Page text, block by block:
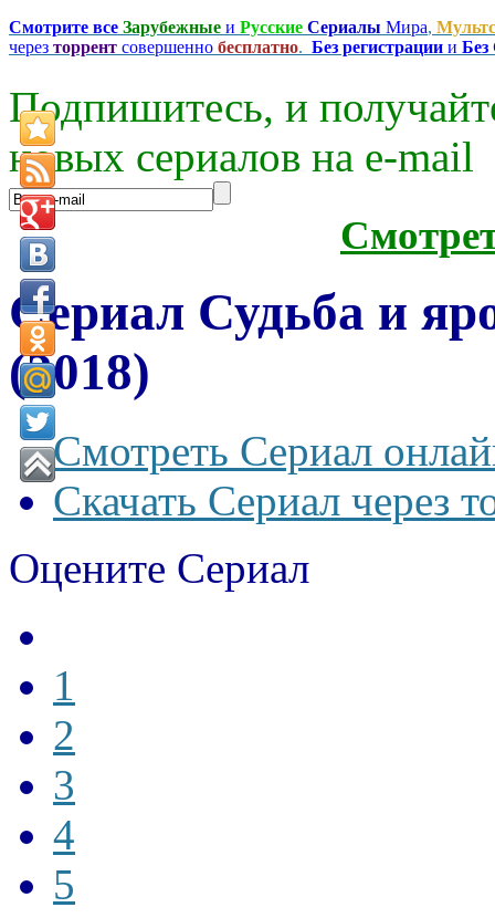
Смотрите все Зарубежные и Русские Сериалы Мира,
через торрент совершенно бесплатно. Без регистрации и
Подпишитесь, и
новых сериалов на e-mаil
Сериал Судьба и
(2018)
Смотреть Сериал
Скачать Сериал через
Оцените Сериал
1
2
3
4
5